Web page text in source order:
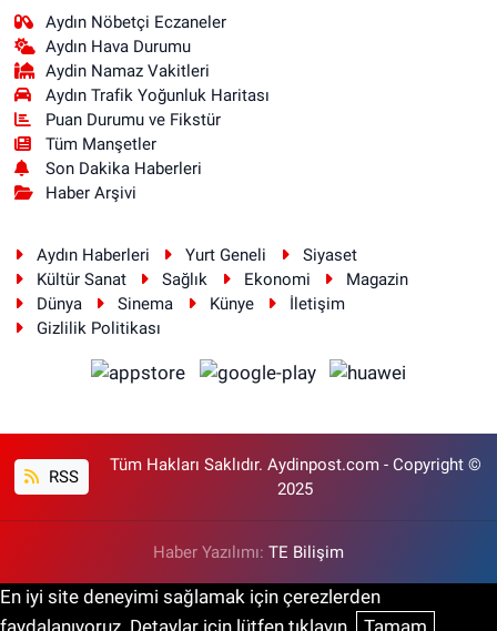
Aydın Nöbetçi Eczaneler
Aydın Hava Durumu
Aydin Namaz Vakitleri
Aydın Trafik Yoğunluk Haritası
Puan Durumu ve Fikstür
Tüm Manşetler
Son Dakika Haberleri
Haber Arşivi
Aydın Haberleri Yurt Geneli
Siyaset
Kültür Sanat
Sağlık Ekonomi
Magazin
Dünya
Sinema Künye
İletişim
Gizlilik Politikası
RSS
Tüm Hakları Saklıdır. Aydinpost.com - Copyright ©
2025
Haber Yazılımı: TE Bilişim
En iyi site deneyimi sağlamak için çerezlerden